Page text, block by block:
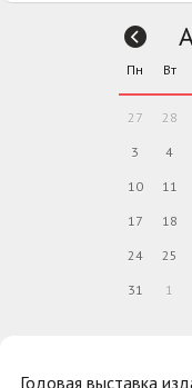
Годовая выставка
Пн Вт
27 28
3 4
10 11
17 18
24 25
31 1